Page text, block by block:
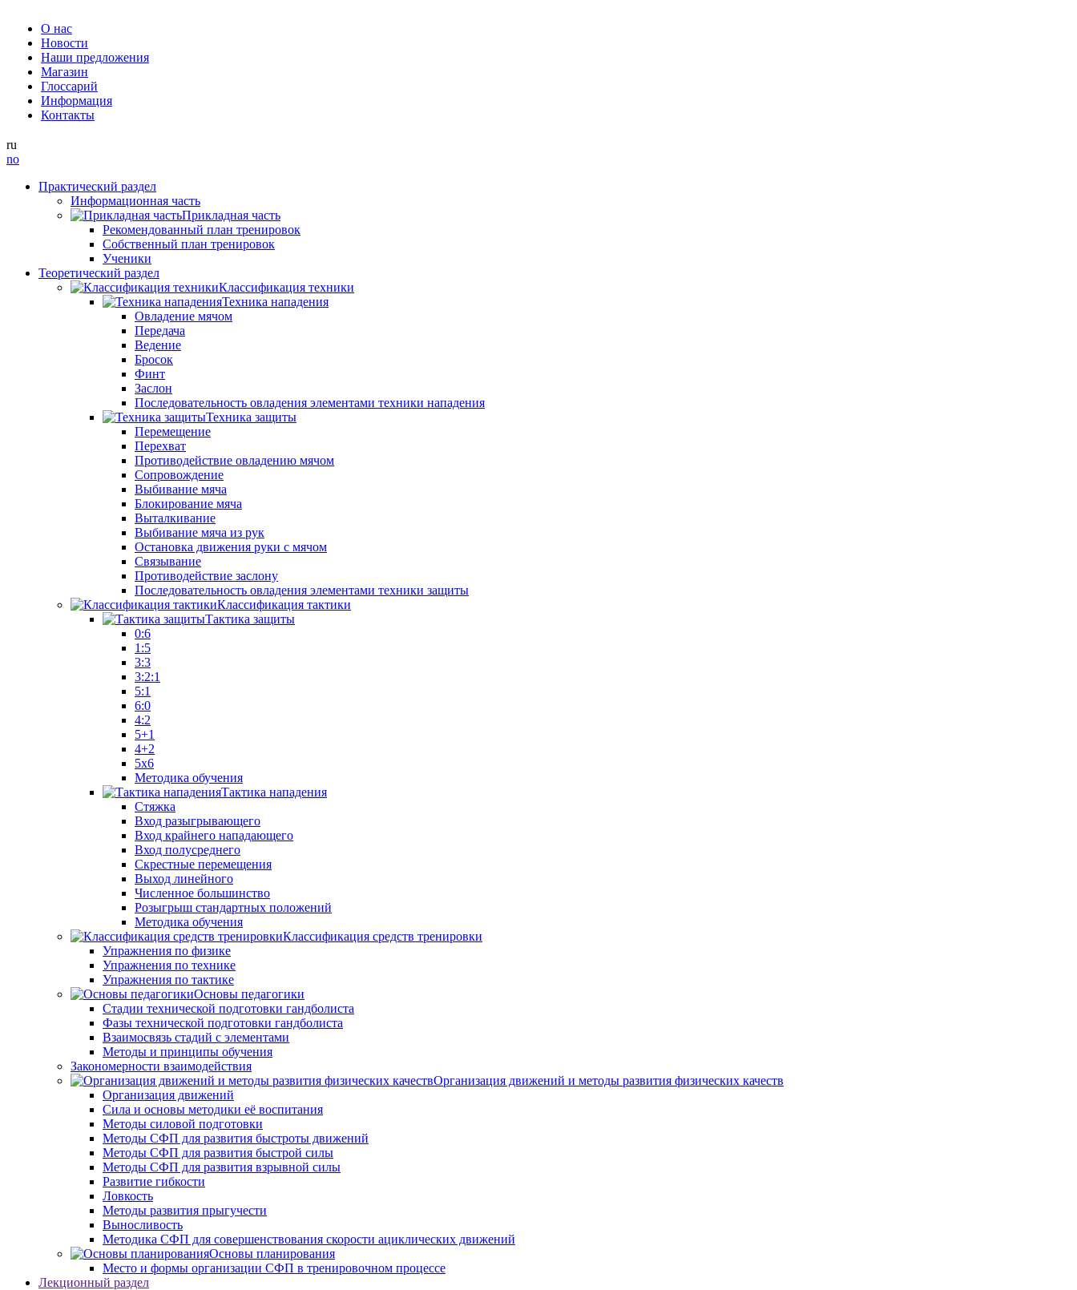
О нас
Новости
Наши предложения
Магазин
Глоссарий
Информация
Контакты
ru
no
Практический раздел
Информационная часть
Прикладная часть
Рекомендованный план тренировок
Собственный план тренировок
Ученики
Теоретический раздел
Классификация техники
Техника нападения
Овладение мячом
Передача
Ведение
Бросок
Финт
Заслон
Последовательность овладения элементами техники нападения
Техника защиты
Перемещение
Перехват
Противодействие овладению мячом
Сопровождение
Выбивание мяча
Блокирование мяча
Выталкивание
Выбивание мяча из рук
Остановка движения руки с мячом
Связывание
Противодействие заслону
Последовательность овладения элементами техники защиты
Классификация тактики
Тактика защиты
0:6
1:5
3:3
3:2:1
5:1
6:0
4:2
5+1
4+2
5x6
Методика обучения
Тактика нападения
Стяжка
Вход разыгрывающего
Вход крайнего нападающего
Вход полусреднего
Скрестные перемещения
Выход линейного
Численное большинство
Розыгрыш стандартных положений
Методика обучения
Классификация средств тренировки
Упражнения по физике
Упражнения по технике
Упражнения по тактике
Основы педагогики
Стадии технической подготовки гандболиста
Фазы технической подготовки гандболиста
Взаимосвязь стадий с элементами
Методы и принципы обучения
Закономерности взаимодействия
Организация движений и методы развития физических качеств
Организация движений
Сила и основы методики её воспитания
Методы силовой подготовки
Методы СФП для развития быстроты движений
Методы СФП для развития быстрой силы
Методы СФП для развития взрывной силы
Развитие гибкости
Ловкость
Методы развития прыгучести
Выносливость
Методика СФП для совершенствования скорости ациклических движений
Основы планирования
Место и формы организации СФП в тренировочном процессе
Лекционный раздел